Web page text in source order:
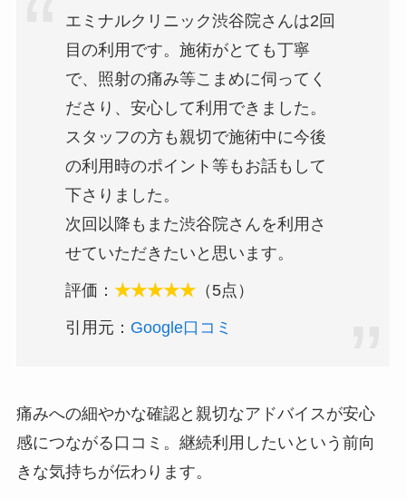
エミナルクリニック渋谷院さんは2回
目の利用です。施術がとても丁寧
で、照射の痛み等こまめに伺ってく
ださり、安心して利用できました。
スタッフの方も親切で施術中に今後
の利用時のポイント等もお話もして
下さりました。
次回以降もまた渋谷院さんを利用さ
せていただきたいと思います。
評価： ★★★★★（5点）
引用元： Google口コミ
痛みへの細やかな確認と親切なアドバイスが安心
感につながる口コミ。継続利用したいという前向
きな気持ちが伝わります。